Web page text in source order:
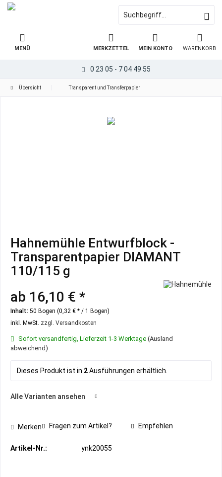
0 23 05 - 7 04 49 55
WARENKORB
MERKZETTEL MEIN KONTO
MENÜ
Übersicht Transparent und Transferpapier
Hahnemühle Entwurfblock -
Transparentpapier DIAMANT
110/115 g
ab 16,10 € *
Inhalt: 50 Bogen (0,32 € * / 1 Bogen)
inkl. MwSt. zzgl. Versandkosten
Sofort versandfertig, Lieferzeit 1-3 Werktage (Ausland
abweichend)
Dieses Produkt ist in 2Ausführungen erhältlich.
Alle Varianten ansehen
Merken Fragen zum Artikel? Empfehlen
Artikel-Nr.: ynk20055